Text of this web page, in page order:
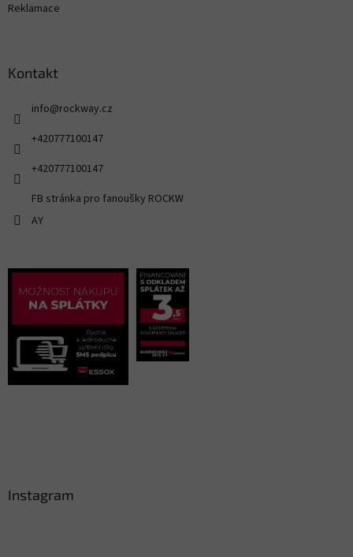
Reklamace
Kontakt
info@rockway.cz
+420777100147
+420777100147
FB stránka pro fanoušky ROCKW
AY
Instagram